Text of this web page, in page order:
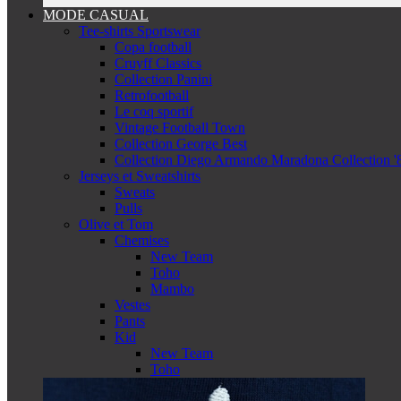
MODE CASUAL
Tee-shirts Sportswear
Copa football
Cruyff Classics
Collection Panini
Retrofootball
Le coq sportif
Vintage Football Town
Collection George Best
Collection Diego Armando Maradona Collection
Jerseys et Sweatshirts
Sweats
Pulls
Olive et Tom
Chemises
New Team
Toho
Mambo
Vestes
Pants
Kid
New Team
Toho